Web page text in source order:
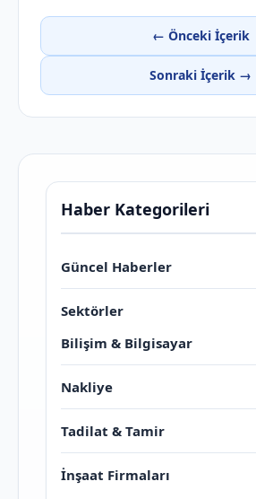
← Önceki İçerik
Sonraki İçerik →
Haber Kategorileri
Güncel Haberler
Sektörler
Bilişim & Bilgisayar
Nakliye
Tadilat & Tamir
İnşaat Firmaları